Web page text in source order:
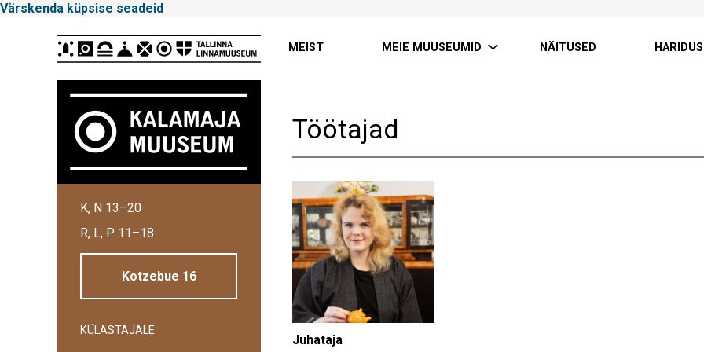
Värskenda küpsise seadeid
Linnamuuseum
MEIST MEIE MUUSEUMID NÄITUSED HARIDUS
K, N 13–20
R, L, P 11–18
Kotzebue 16
Külgpaani
KÜLASTAJALE
Töötajad
Juhataja